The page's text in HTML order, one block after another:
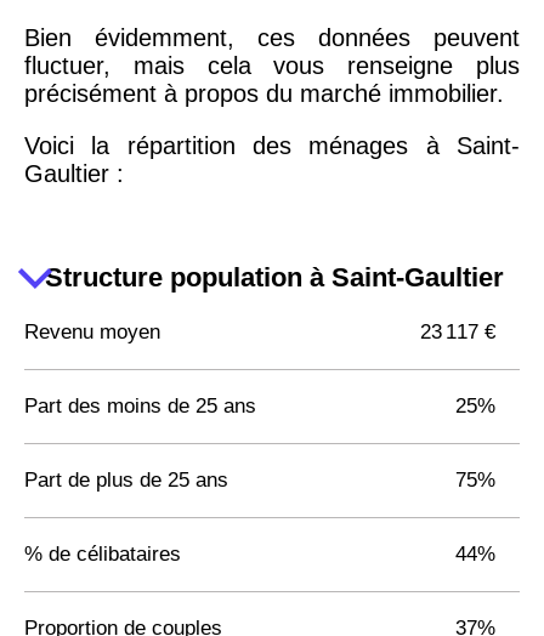
Bien évidemment, ces données peuvent
fluctuer, mais cela vous renseigne plus
précisément à propos du marché immobilier.
Voici la répartition des ménages à Saint-
Gaultier :
Structure population à Saint-Gaultier
Revenu moyen 23 117 €
Part des moins de 25 ans 25%
Part de plus de 25 ans 75%
% de célibataires 44%
Proportion de couples 37%